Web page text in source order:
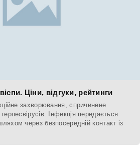
Ціни, відгуки, рейтинги
захворювання, спричинене
Інфекція передається
через безпосередній контакт із